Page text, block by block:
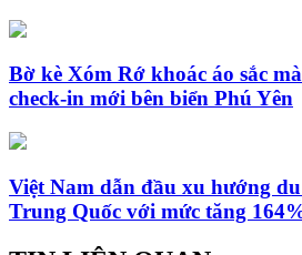
Bờ kè Xóm Rớ khoác áo sắc
check-in mới bên biển Phú Yên
Việt Nam dẫn đầu xu hướng
Trung Quốc với mức tăng